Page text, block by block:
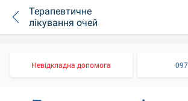
Терапевтичне
лікування очей
Невідкладна допомога